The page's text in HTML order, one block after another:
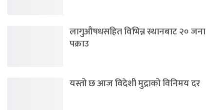
लागुऔषधसहित विभिन्न स्थानबाट २० जना
पक्राउ
यस्तो छ आज विदेशी मुद्राको विनिमय दर